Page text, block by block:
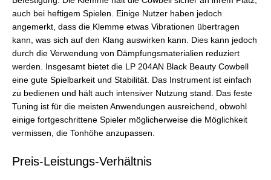
auch bei heftigem Spielen. Einige Nutzer haben jedoch
angemerkt, dass die Klemme etwas Vibrationen übertragen
kann, was sich auf den Klang auswirken kann. Dies kann jedoch
durch die Verwendung von Dämpfungsmaterialien reduziert
werden. Insgesamt bietet die LP 204AN Black Beauty Cowbell
eine gute Spielbarkeit und Stabilität. Das Instrument ist einfach
zu bedienen und hält auch intensiver Nutzung stand. Das feste
Tuning ist für die meisten Anwendungen ausreichend, obwohl
einige fortgeschrittene Spieler möglicherweise die Möglichkeit
vermissen, die Tonhöhe anzupassen.
Preis-Leistungs-Verhältnis